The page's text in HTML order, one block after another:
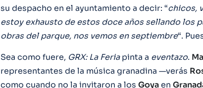
su despacho en el ayuntamiento a decir: “chicos,
estoy exhausto de estos doce años sellando los
obras del parque, nos vemos en septiembre“.
Sea como fuere, GRX: La Feriapinta a eventazo.
representantes de la música granadina —verás
como cuando no la invitaron a los Goyaen